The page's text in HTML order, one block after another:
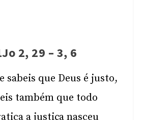
2, 29 – 3, 6
sabeis que Deus é justo,
também que todo
a justiça nasceu